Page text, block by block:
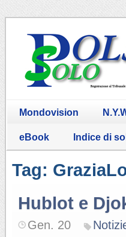
Mondovision
eBook Indice di
Tag:
Hublot e
Gen. 20